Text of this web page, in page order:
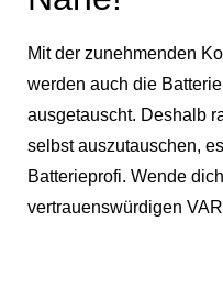
Mit der zunehmenden
werden auch die
ausgetauscht. Deshalb
selbst auszutauschen,
Batterieprofi. Wende
vertrauenswürdigen